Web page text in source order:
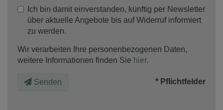
Ich bin damit einverstanden, künftig per Newsletter
über aktuelle Angebote bis auf Widerruf informiert
zu werden.
Wir verarbeiten Ihre personenbezogenen Daten,
weitere Informationen finden Sie hier.
Senden * Pflichtfelder